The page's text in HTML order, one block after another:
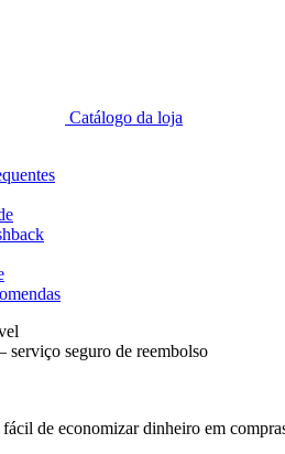
Catálogo da loja
serviço seguro de reembolso
fácil de economizar dinheiro em